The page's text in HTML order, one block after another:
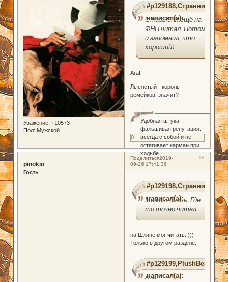
Уважение: +10573
Пол: Мужской
#p129188,Странник
написал(а):
Старый. Я ещё на
ФНП читал. Потому
и запомнил, что
хороший)
Ага!
Лысястый - король
ремейков, значит?
Удобная штука -
фальшивая репутация:
всегда с собой и не
оттягивает карман при
ходьбе.
0
Поделиться 18
2019-
09-26 17:41:36
pinokio
Гость
#p129198,Странник
написал(а):
Может быть. Где-
то точно читал.
на Шляпе мог читать. )))
Только в другом разделе.
#p129199,PlushBear
написал(а):
Ага!